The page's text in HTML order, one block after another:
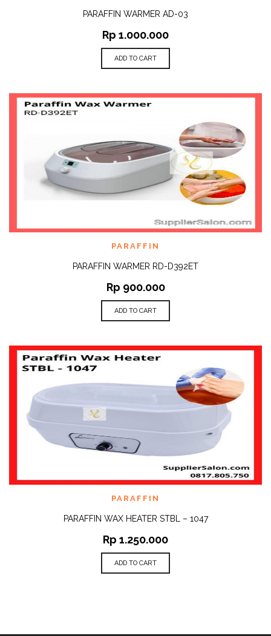
PARAFFIN WARMER AD-03
Rp 1.000.000
ADD TO CART
PARAFFIN
PARAFFIN WARMER RD-D392ET
Rp 900.000
ADD TO CART
PARAFFIN
PARAFFIN WAX HEATER STBL – 1047
Rp 1.250.000
ADD TO CART